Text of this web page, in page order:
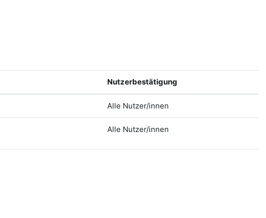
Nutzerbestätigung
Alle Nutzer/innen
Alle Nutzer/innen